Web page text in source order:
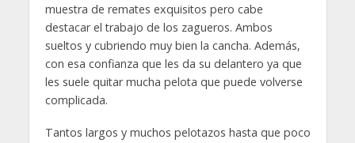
muestra de remates exquisitos pero cabe
destacar el trabajo de los zagueros. Ambos
sueltos y cubriendo muy bien la cancha. Además,
con esa confianza que les da su delantero ya que
les suele quitar mucha pelota que puede volverse
complicada.
Tantos largos y muchos pelotazos hasta que poco